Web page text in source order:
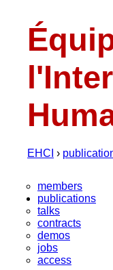
EHCI ›
members
publications
talks
contracts
demos
jobs
access